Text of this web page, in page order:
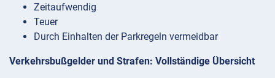
Zeitaufwendig
Teuer
Durch Einhalten der Parkregeln vermeidbar
Verkehrsbußgelder und Strafen: Vollständige Übersicht